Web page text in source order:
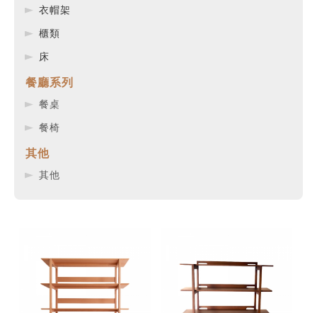
衣帽架
櫃類
床
餐廳系列
餐桌
餐椅
其他
其他